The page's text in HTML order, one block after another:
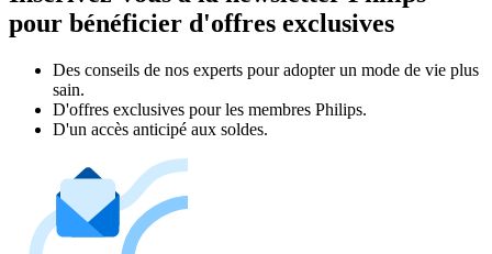
pour bénéficier d'offres exclusives
Des conseils de nos experts pour adopter un mode de vie plus
sain.
D'offres exclusives pour les membres Philips.
D'un accès anticipé aux soldes.